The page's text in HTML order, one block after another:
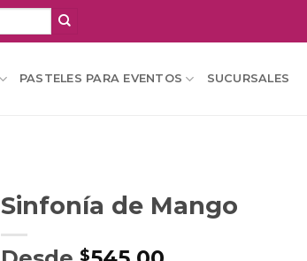
PASTELES PARA EVENTOS SUCURSALES
Sinfonía de Mango
$